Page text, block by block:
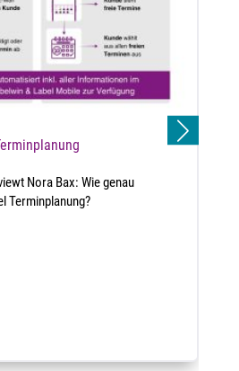
Nora Bax: Wie genau
Terminplanung?